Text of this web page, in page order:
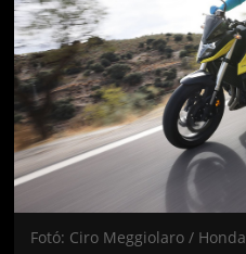
Fotó: Ciro Meggiolaro / Honda